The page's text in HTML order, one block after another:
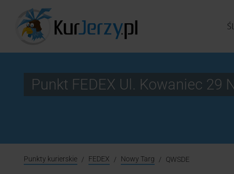
Punkt FEDEX Ul. Kowaniec 29
Punkty kurierskie FEDEX Nowy Targ QWSDE